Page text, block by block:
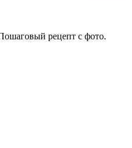
рецепт с фото.